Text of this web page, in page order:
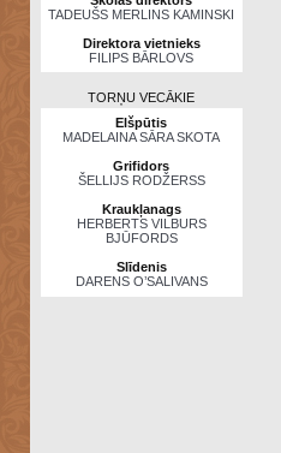
TADEUŠS MERLINS KAMINSKI
Direktora vietnieks
FILIPS BĀRLOVS
TORŅU VECĀKIE
Elšpūtis
MADELAINA SĀRA SKOTA
Grifidors
ŠELLIJS RODŽERSS
Kraukļanags
HERBERTS VILBURS
BJŪFORDS
Slīdenis
DARENS O’SALIVANS